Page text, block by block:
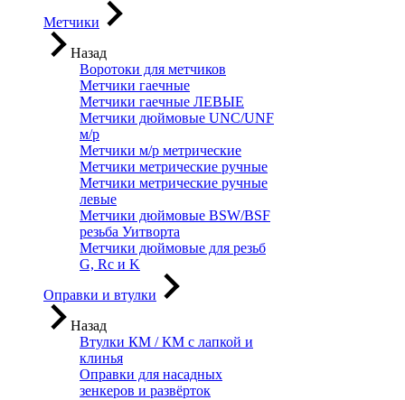
Метчики
Назад
Воротоки для метчиков
Метчики гаечные
Метчики гаечные ЛЕВЫЕ
Метчики дюймовые UNC/UNF
м/р
Метчики м/р метрические
Метчики метрические ручные
Метчики метрические ручные
левые
Метчики дюймовые BSW/BSF
резьба Уитворта
Метчики дюймовые для резьб
G, Rc и K
Оправки и втулки
Назад
Втулки КМ / КМ с лапкой и
клинья
Оправки для насадных
зенкеров и развёрток